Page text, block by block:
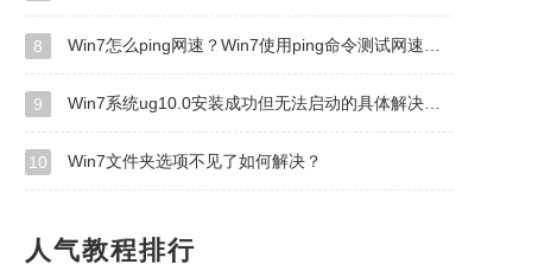
8 Win7怎么ping网速？Win7使用ping命令测试网速的方法
9 Win7系统ug10.0安装成功但无法启动的具体解决方法
10 Win7文件夹选项不见了如何解决？
人气教程排行